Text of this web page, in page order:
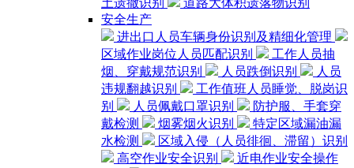
土遗撒识别
道路大体积遗落物识别
安全生产
进出口人员车辆身份识别及精细化管理
区域作业岗位人员匹配识别
工作人员抽
烟、穿戴规范识别
人员跌倒识别
人员
违规翻越识别
工作值班人员睡觉、脱岗识
别
人员佩戴口罩识别
防护服、手套穿
戴检测
烟雾烟火识别
特定区域漏油漏
水检测
区域入侵（人员徘徊、滞留）识别
高空作业安全识别
近电作业安全操作